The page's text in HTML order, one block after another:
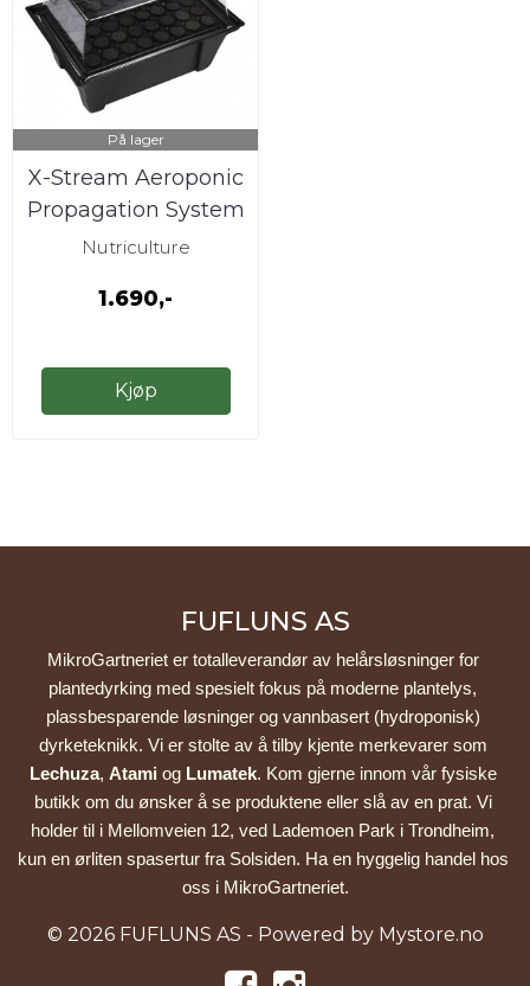
På lager
X-Stream Aeroponic
Propagation System
40 planter
Nutriculture
1.690,-
Kjøp
FUFLUNS AS
MikroGartneriet er totalleverandør av helårsløsninger for
plantedyrking med spesielt fokus på moderne plantelys,
plassbesparende løsninger og vannbasert (hydroponisk)
Lechuza, Atami og Lumatek. Kom gjerne innom vår fysiske
butikk om du ønsker å se produktene eller slå av en prat. Vi
holder til i Mellomveien 12, ved Lademoen Park i Trondheim,
kun en ørliten spasertur fra Solsiden. Ha en hyggelig handel hos
oss i MikroGartneriet.
© 2026 FUFLUNS AS - Powered by Mystore.no